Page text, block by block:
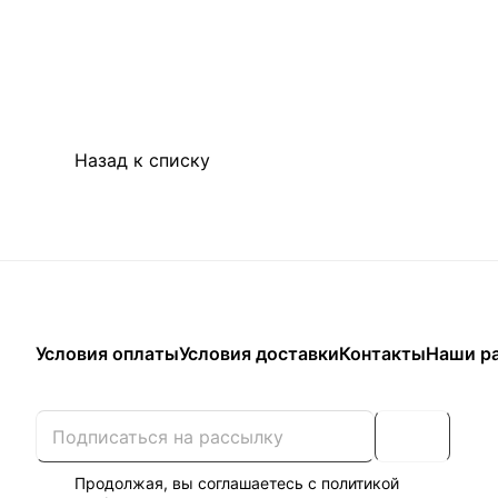
Назад к списку
Условия оплатыУсловия доставкиКонтактыНаши
Продолжая, вы соглашаетесь с политикой